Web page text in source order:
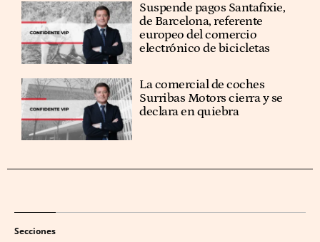
Suspende pagos Santafixie,
de Barcelona, referente
europeo del comercio
electrónico de bicicletas
La comercial de coches
Surribas Motors cierra y se
declara en quiebra
Secciones